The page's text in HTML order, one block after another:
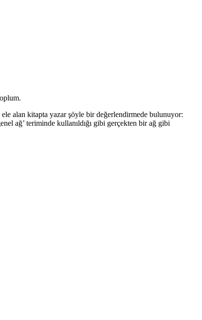
alan kitapta yazar şöyle bir değerlendirmede bulunuyor:
ağ’ teriminde kullanıldığı gibi gerçekten bir ağ gibi